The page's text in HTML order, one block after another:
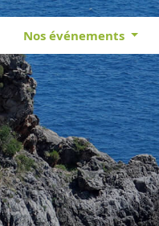
Nos événements